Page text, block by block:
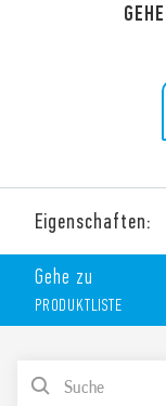
Eigenschaften:
Schraubfassung
Tragschiene 35 mm
Gehe zu
PRODUKTLISTE
PRODUKTLISTE